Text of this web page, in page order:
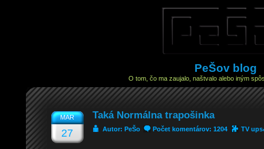
PeŠov blog
O tom, čo ma zaujalo, naštvalo alebo iným
MAR
27
Taká Normálna trapošinka
Autor: PeŠo Počet komentárov: 1204 TV